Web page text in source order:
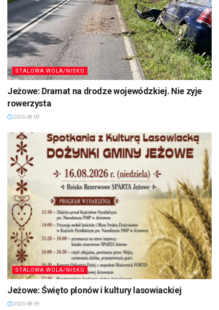
STALOWA WOLA/NISKO
Jeżowe: Dramat na drodze wojewódzkiej. Nie zyje
rowerzysta
2026-08-09
STALOWA WOLA/NISKO
Jeżowe: Święto plonów i kultury lasowiackiej
2026-08-09